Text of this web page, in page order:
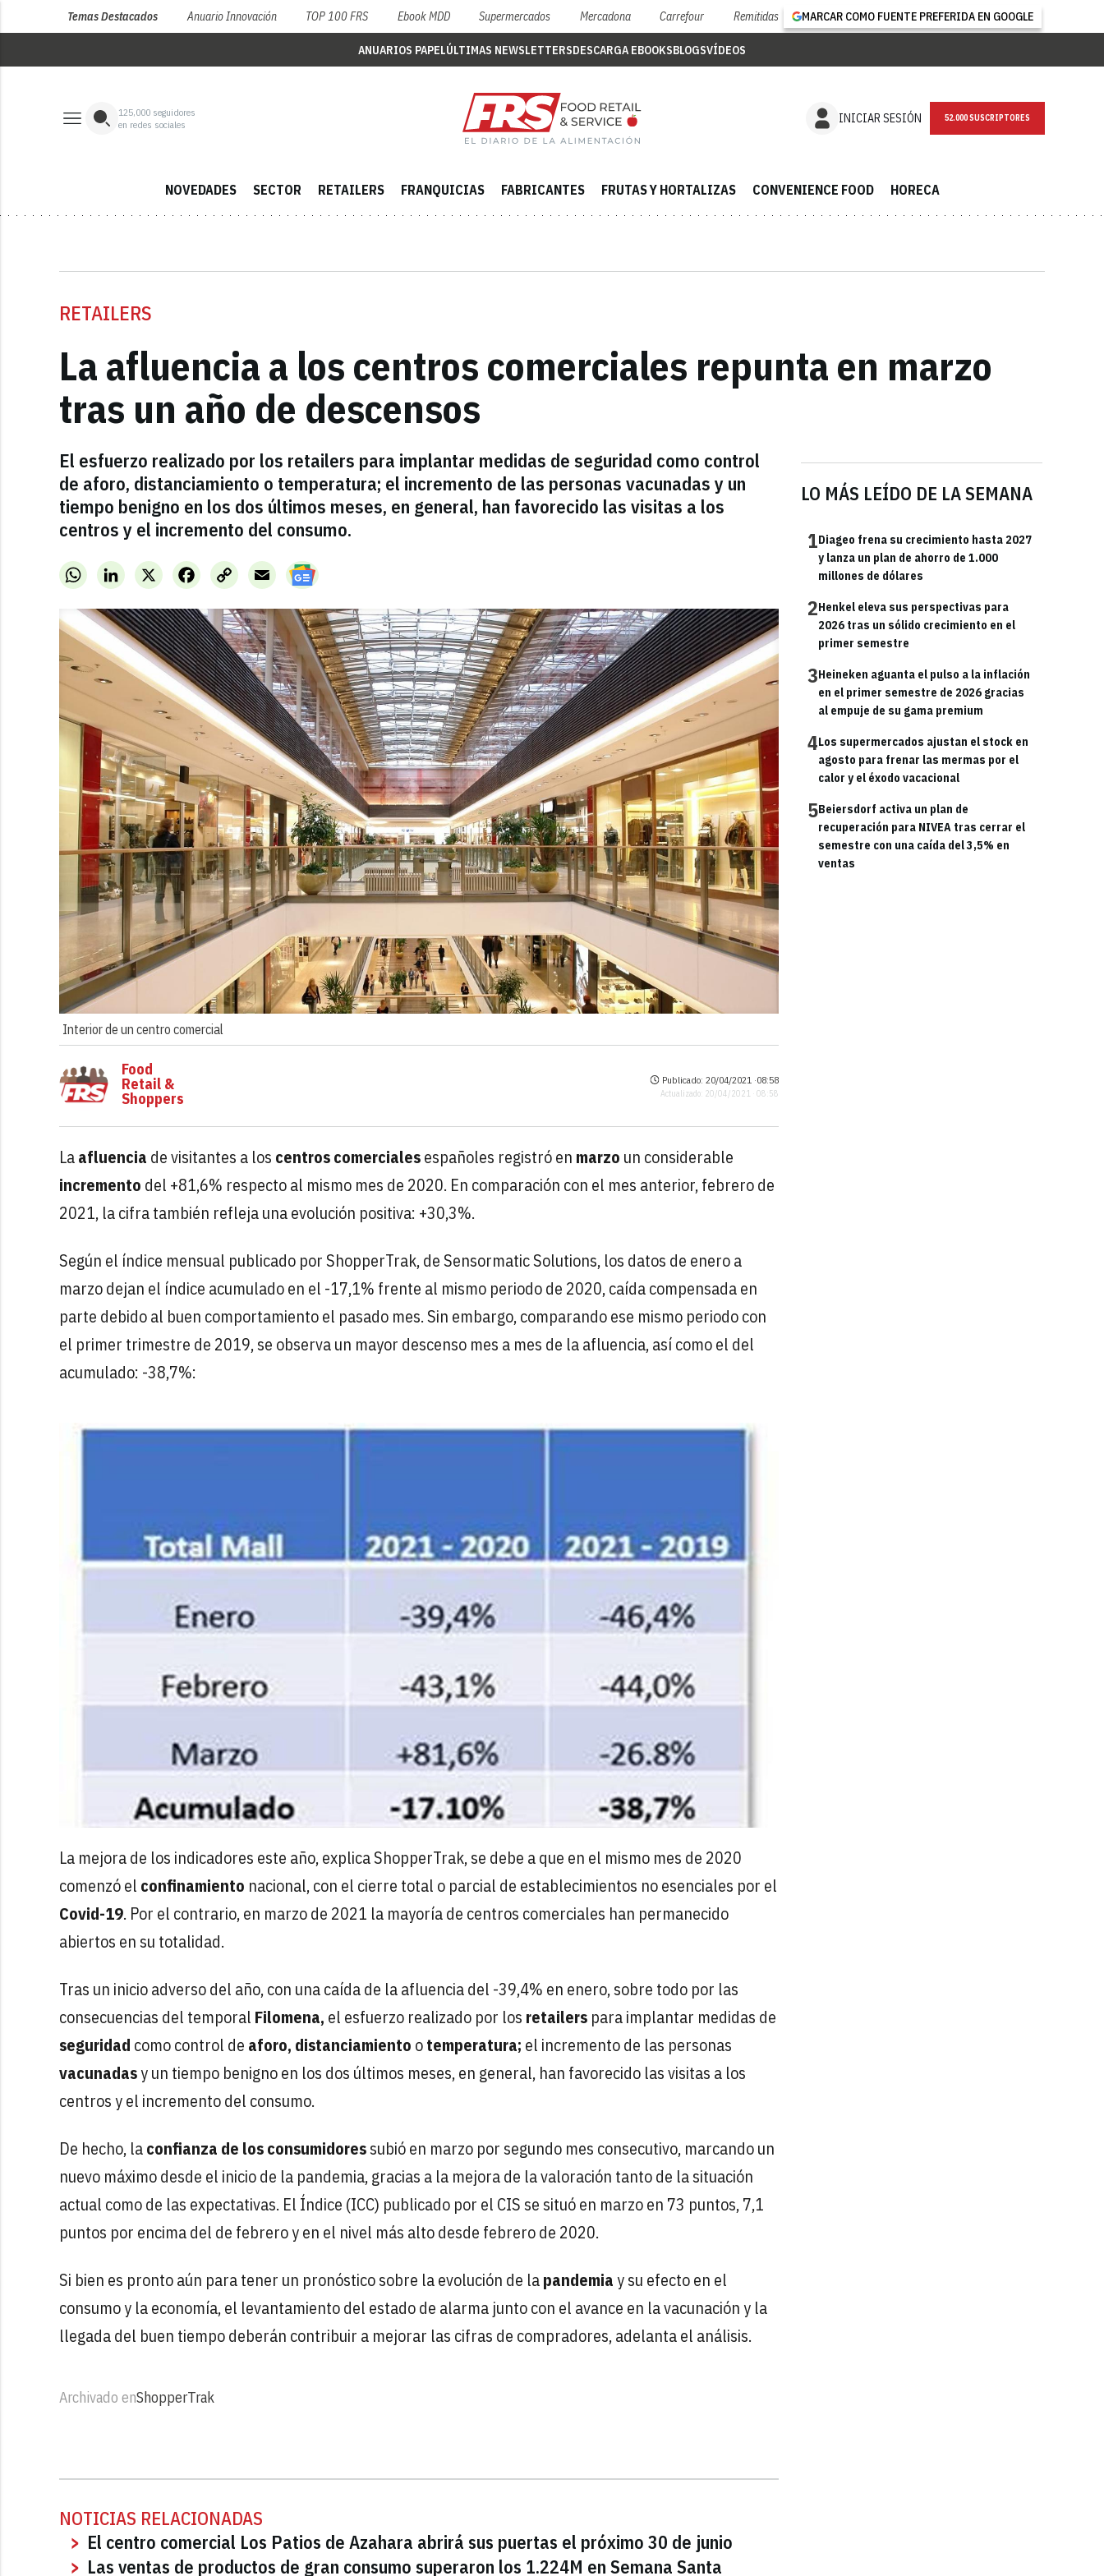
Temas Destacados Anuario Innovación TOP 100 FRS Ebook MDD Supermercados Mercadona Carrefour Remitidas MARCAR COMO FUENTE PREFERIDA EN GOOGLE
ANUARIOS PAPELÚLTIMAS NEWSLETTERSDESCARGA EBOOKSBLOGSVÍDEOS
125,000 seguidores
en redes sociales
INICIAR SESIÓN NEWSLETTER
NOVEDADES SECTOR RETAILERS FRANQUICIAS FABRICANTES FRUTAS Y HORTALIZAS CONVENIENCE FOOD HORECA
RETAILERS
La afluencia a los centros comerciales repunta en marzo
tras un año de descensos
El esfuerzo realizado por los retailers para implantar medidas de seguridad como control
de aforo, distanciamiento o temperatura; el incremento de las personas vacunadas y un
tiempo benigno en los dos últimos meses, en general, han favorecido las visitas a los
centros y el incremento del consumo.
WhatsAppLinkedInX FacebookCopy
Link
Email
Interior de un centro comercial
LO MÁS LEÍDO DE LA SEMANA
1Diageo frena su crecimiento hasta 2027
y lanza un plan de ahorro de 1.000
millones de dólares
2Henkel eleva sus perspectivas para
2026 tras un sólido crecimiento en el
primer semestre
3Heineken aguanta el pulso a la inflación
en el primer semestre de 2026 gracias
al empuje de su gama premium
4Los supermercados ajustan el stock en
agosto para frenar las mermas por el
calor y el éxodo vacacional
5Beiersdorf activa un plan de
recuperación para NIVEA tras cerrar el
semestre con una caída del 3,5% en
ventas
Food
Retail &
Shoppers
Publicado: 20/04/2021 ·08:58
Actualizado: 20/04/2021 · 08:58
Laafluencia de visitantes a los centros comercialesespañoles registró en marzo un considerable
incremento del +81,6% respecto al mismo mes de 2020. En comparación con el mes anterior, febrero de
2021, la cifra también refleja una evolución positiva: +30,3%.
Según el índice mensual publicado por ShopperTrak, de Sensormatic Solutions, los datos de enero a
marzo dejan el índice acumulado en el -17,1% frente al mismo periodo de 2020, caída compensada en
parte debido al buen comportamiento el pasado mes. Sin embargo, comparando ese mismo periodo con
el primer trimestre de 2019, se observa un mayor descenso mes a mes de la afluencia, así como el del
acumulado: -38,7%:
La mejora de los indicadores este año, explica ShopperTrak, se debe a que en el mismo mes de 2020
comenzó el confinamiento nacional, con el cierre total o parcial de establecimientos no esenciales por el
Covid-19. Por el contrario, en marzo de 2021 la mayoría de centros comerciales han permanecido
abiertos en su totalidad.
Tras un inicio adverso del año, con una caída de la afluencia del -39,4% en enero, sobre todo por las
consecuencias del temporal Filomena, el esfuerzo realizado por los retailers para implantar medidas de
seguridad como control de aforo, distanciamiento otemperatura; el incremento de las personas
vacunadasy un tiempo benigno en los dos últimos meses, en general, han favorecido las visitas a los
centros y el incremento del consumo.
De hecho, laconfianza de los consumidoressubió en marzo por segundo mes consecutivo, marcando un
nuevo máximo desde el inicio de la pandemia, gracias a la mejora de la valoración tanto de la situación
actual como de las expectativas. El Índice (ICC) publicado por el CIS se situó en marzo en 73 puntos, 7,1
puntos por encima del de febrero y en el nivel más alto desde febrero de 2020.
Si bien es pronto aún para tener un pronóstico sobre la evolución de lapandemiay su efecto en el
consumo y la economía, el levantamiento del estado de alarma junto con el avance en la vacunación y la
llegada del buen tiempo deberán contribuir a mejorar las cifras de compradores, adelanta el análisis.
Archivado enShopperTrak
NOTICIAS RELACIONADAS
El centro comercial Los Patios de Azahara abrirá sus puertas el próximo 30 de junio
Las ventas de productos de gran consumo superaron los 1.224M en Semana Santa